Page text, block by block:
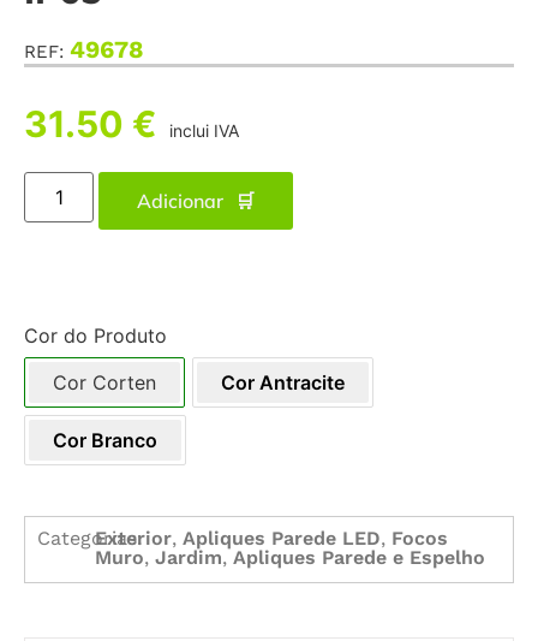
REF: 49678
31.50 € inclui IVA
Adicionar
Cor do Produto
Cor Corten
Cor Antracite
Cor Branco
Categorias:
Exterior, Apliques Parede LED, Focos
Muro, Jardim,Apliques Parede e Espelho